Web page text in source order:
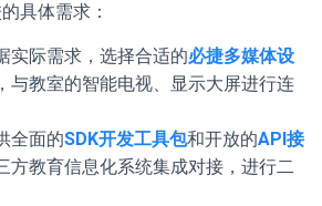
具体需求：
实际需求，选择合适的必捷多媒体设
与教室的智能电视、显示大屏进行连
全面的SDK开发工具包和开放的API接
方教育信息化系统集成对接，进行二